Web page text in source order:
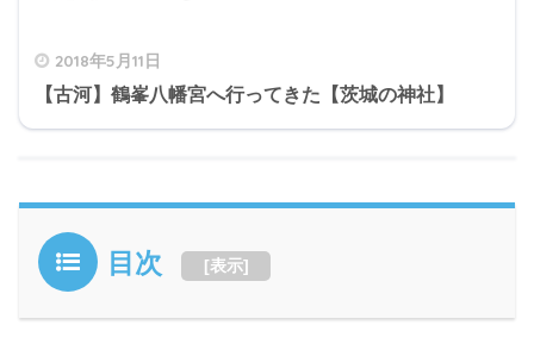
2018年5月11日
【古河】鶴峯八幡宮へ行ってきた【茨城の神社】
目次 [表示]